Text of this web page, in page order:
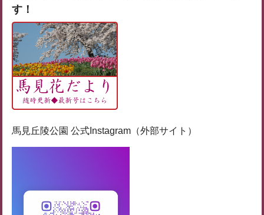
す！
馬見丘陵公園 公式Instagram（外部サイト）